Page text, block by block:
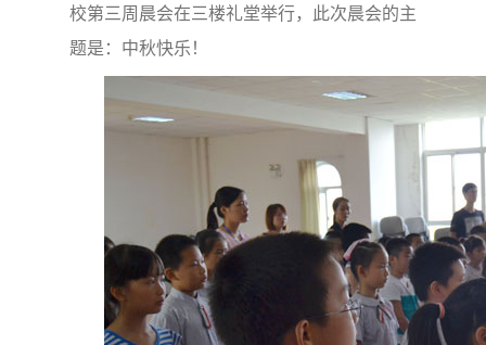
校第三周晨会在三楼礼堂举行，此次晨会的主
题是：中秋快乐！